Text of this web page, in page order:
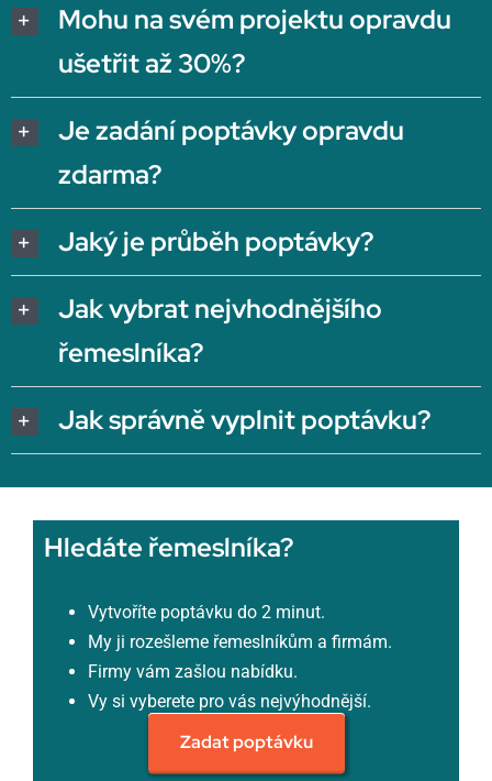
Mohu na svém projektu opravdu
ušetřit až 30%?
Je zadání poptávky opravdu
zdarma?
Jaký je průběh poptávky?
Jak vybrat nejvhodnějšího
řemeslníka?
Jak správně vyplnit poptávku?
Hledáte řemeslníka?
Vytvoříte poptávku do 2 minut.
My ji rozešleme řemeslníkům a firmám.
Firmy vám zašlou nabídku.
Vy si vyberete pro vás nejvýhodnější.
Zadat poptávku